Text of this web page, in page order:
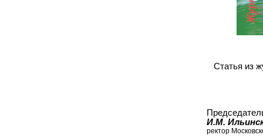
Статья из
И.М.
peктop